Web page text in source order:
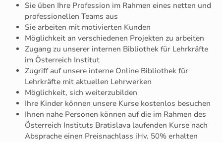
Sie üben Ihre Profession im Rahmen eines netten und
professionellen Teams aus
Sie arbeiten mit motivierten Kunden
Möglichkeit an verschiedenen Projekten zu arbeiten
Zugang zu unserer internen Bibliothek für Lehrkräfte
im Österreich Institut
Zugriff auf unsere interne Online Bibliothek für
Lehrkräfte mit aktuellen Lehrwerken
Möglichkeit, sich weiterzubilden
Ihre Kinder können unsere Kurse kostenlos besuchen
Ihnen nahe Personen können auf die im Rahmen des
Österreich Instituts Bratislava laufenden Kurse nach
Absprache einen Preisnachlass iHv. 50% erhalten